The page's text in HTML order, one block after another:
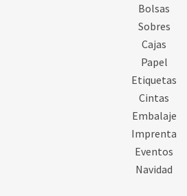
Bolsas
Sobres
Cajas
Papel
Etiquetas
Cintas
Embalaje
Imprenta
Eventos
Navidad